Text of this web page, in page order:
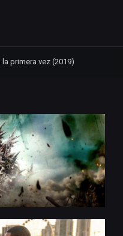
primera vez (2019)